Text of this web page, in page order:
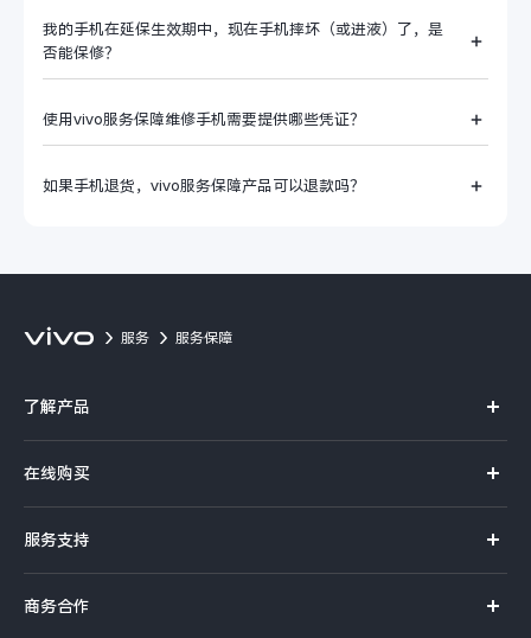
我的手机在延保生效期中，现在手机摔坏（或进液）了，是
否能保修？
使用vivo服务保障维修手机需要提供哪些凭证？
如果手机退货，vivo服务保障产品可以退款吗？
服务 服务保障
了解产品
S系列
Y系列
iQOO手机
在线购买
选购手机
选购配件
服务支持
商务合作